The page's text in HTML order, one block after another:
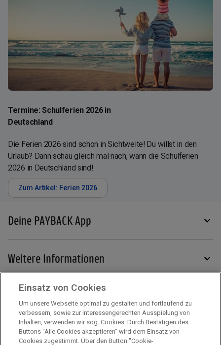
Termine: Schulferien 2026 in
Deutschland
Die Ferien 2026 sind schon in Sichtweite! Du willst in den
Urlaub? Dann schau gleich mal nach, wann die Schulferien
2026 in Deutschland sind!
Zum Artikel: Ferien 2026
Deine PAYBACK App
Weitere Informationen
Mehr zu PAYBACK
Einsatz von Cookies
Um unsere Webseite optimal zu gestalten und fortlaufend zu
verbessern, sowie zur interessengerechten Ausspielung von
Inhalten, verwenden wir sog. Cookies. Durch Bestätigen des
Buttons "Alle Cookies akzeptieren" wird dem Einsatz von
Cookies zugestimmt. Über den Button "Cookie-